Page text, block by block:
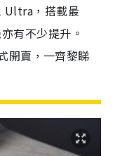
Ultra，搭載最
有不少提升。
開賣，一齊黎睇